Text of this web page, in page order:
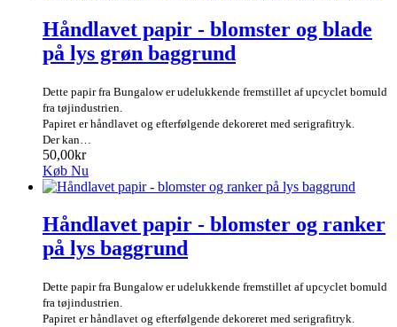
Håndlavet papir - blomster og blade
på lys grøn baggrund
Dette papir fra Bungalow er udelukkende fremstillet af upcyclet bomuld
fra tøjindustrien.
Papiret er håndlavet og efterfølgende dekoreret med serigrafitryk.
Der kan…
50,00kr
Køb Nu
Håndlavet papir - blomster og ranker
på lys baggrund
Dette papir fra Bungalow er udelukkende fremstillet af upcyclet bomuld
fra tøjindustrien.
Papiret er håndlavet og efterfølgende dekoreret med serigrafitryk.